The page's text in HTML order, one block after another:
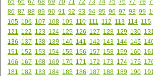
86 87 88 89 90 91 92 93 94 95 96 97 98 99
105 106 107 108 109 110 111 112 113 114 115
121
122 123 124 125 126 127 128 129 130 131
136 137 138 139 140 141 142 143 144 145
151
152 153 154 155 156 157 158 159 160 161
166 167 168 169 170 171 172 173 174 175
181
182 183 184 185 186 187 188 189 190 191